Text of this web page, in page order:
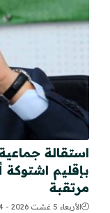
استقالة
بإقليم
مرتقبة
الأربعاء 5 غشت 2026 - 23:24